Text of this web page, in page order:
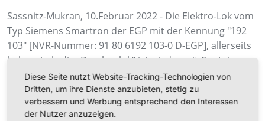
Sassnitz-Mukran, 10.Februar 2022 - Die Elektro-Lok vom
Typ Siemens Smartron der EGP mit der Kennung "192
103" [NVR-Nummer: 91 80 6192 103-0 D-EGP], allerseits
bekannt als die „Drachenlok“ ist wieder mit Containern
der Baltic Sea Bridge unterwegs von Mukran nach
Hamburg.
Diese Seite nutzt Website-Tracking-Technologien von
Dritten, um ihre Dienste anzubieten, stetig zu
verbessern und Werbung entsprechend den Interessen
der Nutzer anzuzeigen.